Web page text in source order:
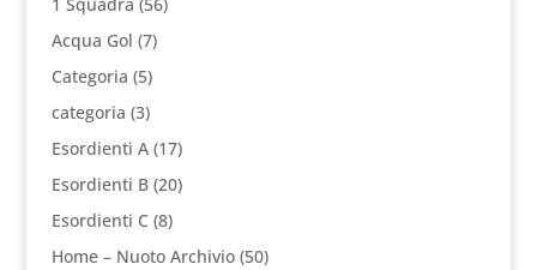
Acqua Gol (7)
Categoria (5)
categoria (3)
Esordienti A(17)
Esordienti B(20)
Esordienti C (8)
Home – Nuoto Archivio(50)